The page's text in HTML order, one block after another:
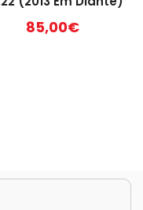
85,00€